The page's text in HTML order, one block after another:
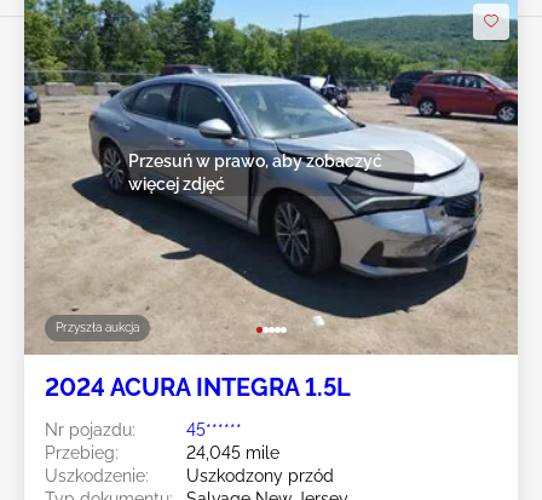
Przyszła aukcja
Przesuń w prawo, aby zobaczyć
więcej zdjęć
2024 ACURA INTEGRA 1.5L
Nr pojazdu:
45******
Przebieg:
24,045 mile
Uszkodzenie:
Uszkodzony przód